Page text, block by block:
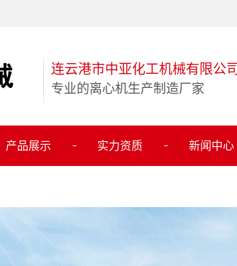
连云港市中亚化工机械有限公司
专业的离心机生产制造厂家
产品展示
环保增浓设备
实力资质 新闻中心
行业新闻